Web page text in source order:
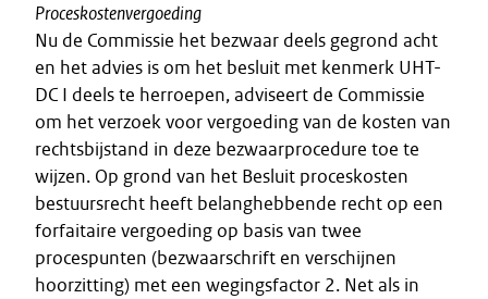
Proceskostenvergoeding
Nu de Commissie het bezwaar deels gegrond acht
en het advies is om het besluit met kenmerk UHT-
DC I deels te herroepen, adviseert de Commissie
om het verzoek voor vergoeding van de kosten van
rechtsbijstand in deze bezwaarprocedure toe te
wijzen. Op grond van het Besluit proceskosten
bestuursrecht heeft belanghebbende recht op een
forfaitaire vergoeding op basis van twee
procespunten (bezwaarschrift en verschijnen
hoorzitting) met een wegingsfactor 2. Net als in